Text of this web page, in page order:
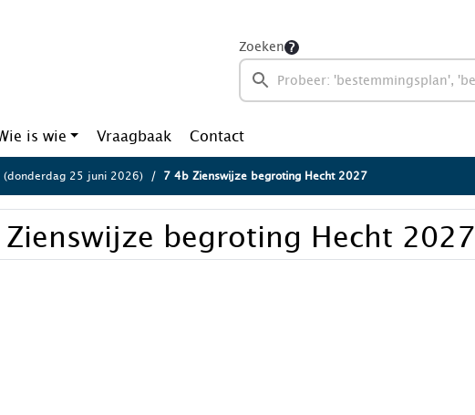
Zoeken
is wie Vraagbaak Contact
(donderdag 25 juni 2026) 7 4b Zienswijze begroting Hecht 2027
begroting Hecht 2027